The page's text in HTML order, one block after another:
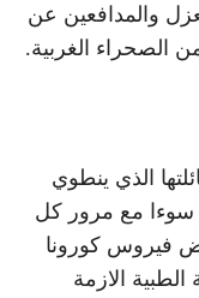
والمدافعين عن
الصحراء الغربية.
الذي ينطوي
سوءا مع مرور كل
فيروس كورونا
الازمة